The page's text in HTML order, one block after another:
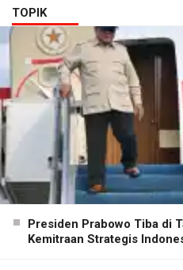
TOPIK
Presiden Prabowo Tiba di
Kemitraan Strategis